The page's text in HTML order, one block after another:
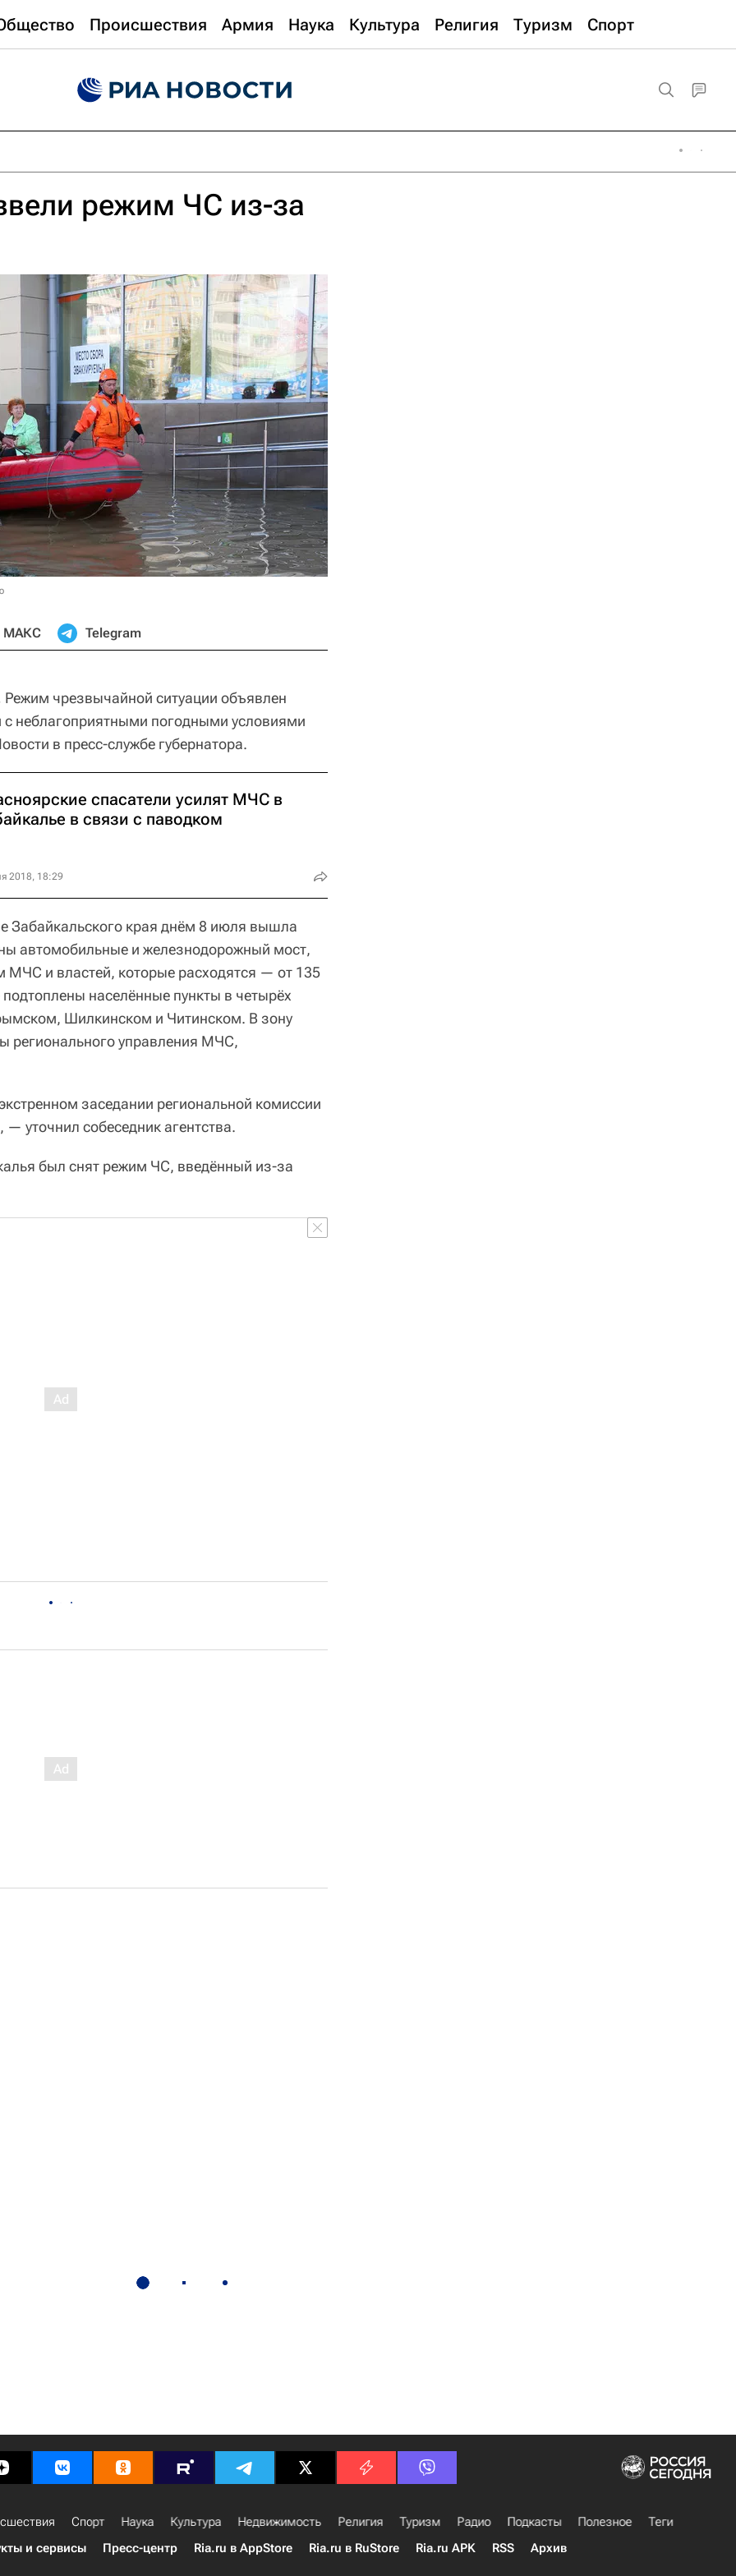
Происшествия Армия Наука Культура Религия Туризм Спорт
режим ЧС из-за
МАКС Telegram
Режим чрезвычайной ситуации объявлен
с неблагоприятными погодными условиями
в пресс-службе губернатора.
спасатели усилят МЧС в
в связи с паводком
2018, 18:29
Забайкальского края днём 8 июля вышла
автомобильные и железнодорожный мост,
МЧС и властей, которые расходятся — от 135
населённые пункты в четырёх
Шилкинском и Читинском. В зону
регионального управления МЧС,
заседании региональной комиссии
уточнил собеседник агентства.
был снят режим ЧС, введённый из-за
Спорт Наука Культура Недвижимость Религия Туризм Радио Подкасты Полезное
Теги
и сервисы Пресс-центр Ria.ru в AppStore Ria.ru в RuStore Ria.ru APK RSS Архив